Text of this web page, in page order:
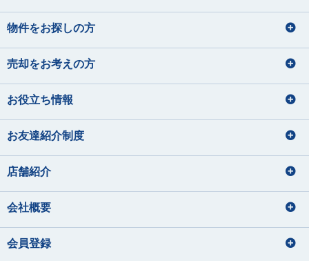
物件をお探しの方
売却をお考えの方
お役立ち情報
お友達紹介制度
店舗紹介
会社概要
会員登録